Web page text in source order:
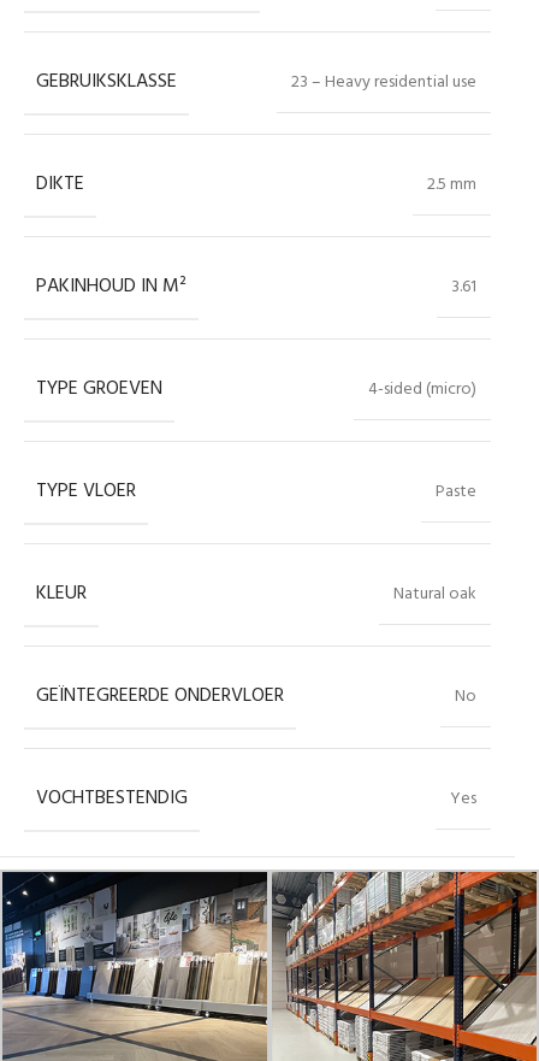
GEBRUIKSKLASSE 23 – Heavy residential use
DIKTE 2.5 mm
PAKINHOUD IN M² 3.61
TYPE GROEVEN 4-sided (micro)
TYPE VLOER Paste
KLEUR Natural oak
GEÏNTEGREERDE ONDERVLOER No
VOCHTBESTENDIG Yes